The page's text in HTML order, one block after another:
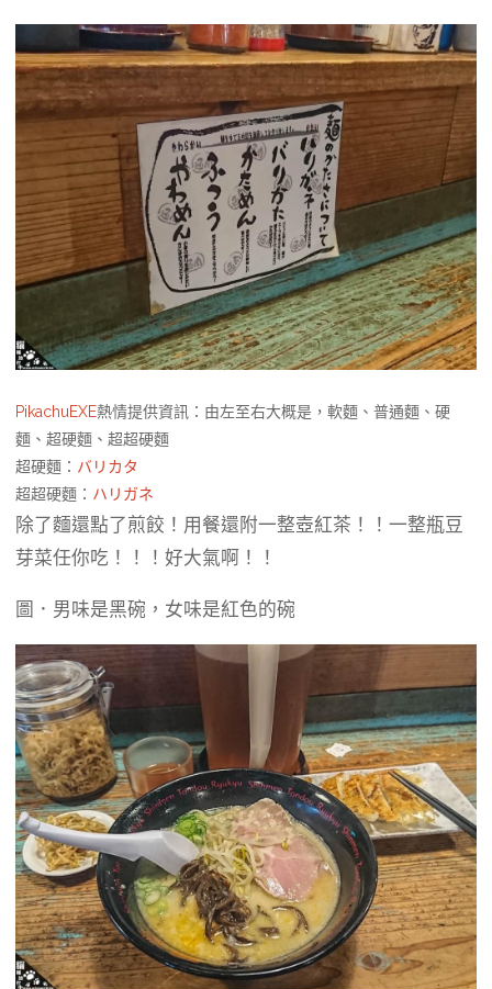
PikachuEXE熱情提供資訊：由左至右大概是，軟麵、普通麵、硬
麵、超硬麵、超超硬麵
超硬麵： バリカタ
超超硬麵： ハリガネ
除了麵還點了煎餃！用餐還附一整壺紅茶！！一整瓶豆
芽菜任你吃！！！好大氣啊！！
圖．男味是黑碗，女味是紅色的碗